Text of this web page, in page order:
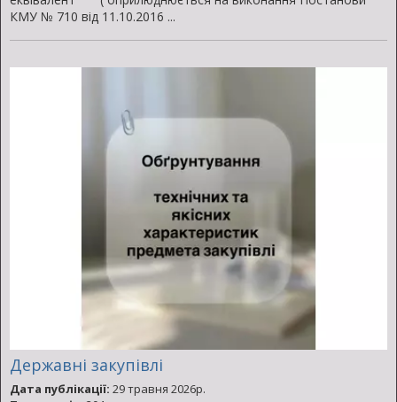
КМУ № 710 від 11.10.2016 ...
Державні закупівлі
Дата публікації: 29 травня 2026р.